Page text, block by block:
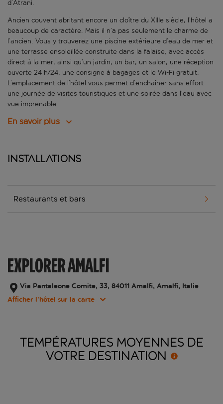
d’Atrani.
Ancien couvent abritant encore un cloître du XIIIe siècle, l’hôtel a
beaucoup de caractère. Mais il n’a pas seulement le charme de
l’ancien. Vous y trouverez une piscine extérieure d’eau de mer et
une terrasse ensoleillée construite dans la falaise, avec accès
direct à la mer, ainsi qu’un jardin, un bar, un salon, une réception
ouverte 24 h/24, une consigne à bagages et le Wi-Fi gratuit.
L’emplacement de l’hôtel vous permet d’enchaîner sans effort
une journée de visites touristiques et une soirée dans l’eau avec
vue imprenable.
En savoir plus
Installations
Restaurants et bars
EXPLORER AMALFI
Via Pantaleone Comite, 33, 84011 Amalfi, Amalfi, Italie
Afficher l’hôtel sur la carte
TEMPÉRATURES MOYENNES DE
VOTRE DESTINATION